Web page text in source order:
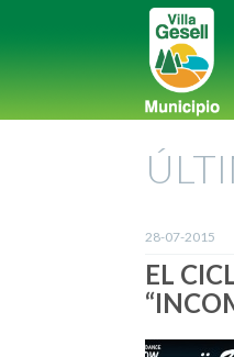
28-07-2015
EL